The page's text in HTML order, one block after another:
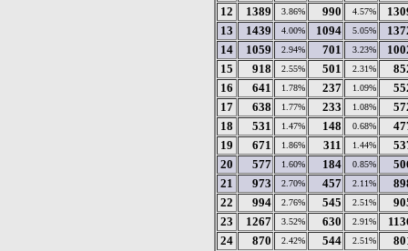
12
1389 3.86% 990 4.57%
13
1439 4.00% 1094 5.05%
14
1059 2.94% 701 3.23%
15
918 2.55% 501 2.31%
16
641 1.78% 237 1.09%
17
638 1.77% 233 1.08%
18
531 1.47% 148 0.68%
19
671 1.86% 311 1.44%
20
577 1.60% 184 0.85%
21
973 2.70% 457 2.11%
22
994 2.76% 545 2.51%
23
1267 3.52% 630 2.91%
24
870 2.42% 544 2.51%